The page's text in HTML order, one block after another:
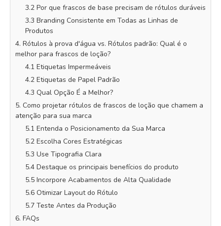
3.2 Por que frascos de base precisam de rótulos duráveis
3.3 Branding Consistente em Todas as Linhas de
Produtos
4. Rótulos à prova d'água vs. Rótulos padrão: Qual é o
melhor para frascos de loção?
4.1 Etiquetas Impermeáveis
4.2 Etiquetas de Papel Padrão
4.3 Qual Opção É a Melhor?
5. Como projetar rótulos de frascos de loção que chamem a
atenção para sua marca
5.1 Entenda o Posicionamento da Sua Marca
5.2 Escolha Cores Estratégicas
5.3 Use Tipografia Clara
5.4 Destaque os principais benefícios do produto
5.5 Incorpore Acabamentos de Alta Qualidade
5.6 Otimizar Layout do Rótulo
5.7 Teste Antes da Produção
6. FAQs